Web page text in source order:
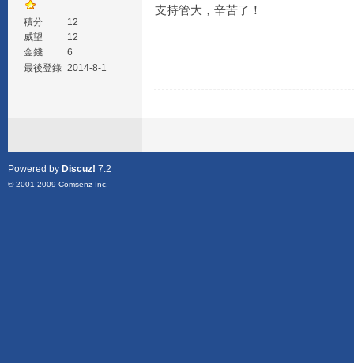
積分
12
威望
12
金錢
6
最後登錄 2014-8-1
支持管大，辛苦了！
Powered by Discuz! 7.2
© 2001-2009 Comsenz Inc.